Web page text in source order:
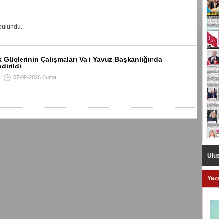
Çalışmaları Vali Yavuz Başkanlığında
07-08-2026 Cuma